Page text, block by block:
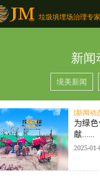
境美新闻
新闻
垃圾填埋场治理专家
[新闻动
为绿
献......
2025-01-